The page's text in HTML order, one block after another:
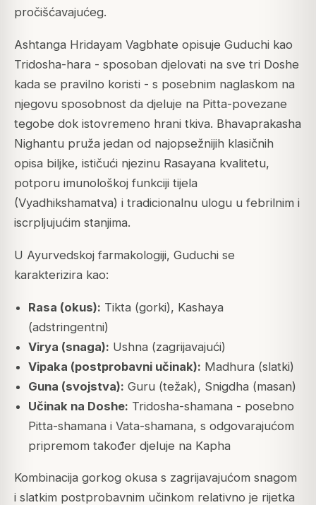
pročišćavajućeg.
Ashtanga Hridayam Vagbhate opisuje Guduchi kao
Tridosha-hara - sposoban djelovati na sve tri Doshe
kada se pravilno koristi - s posebnim naglaskom na
njegovu sposobnost da djeluje na Pitta-povezane
tegobe dok istovremeno hrani tkiva. Bhavaprakasha
Nighantu pruža jedan od najopsežnijih klasičnih
opisa biljke, ističući njezinu Rasayana kvalitetu,
potporu imunološkoj funkciji tijela
(Vyadhikshamatva) i tradicionalnu ulogu u febrilnim i
iscrpljujućim stanjima.
U Ayurvedskoj farmakologiji, Guduchi se
karakterizira kao:
Rasa (okus): Tikta (gorki), Kashaya
(adstringentni)
Virya (snaga): Ushna (zagrijavajući)
Vipaka (postprobavni učinak): Madhura (slatki)
Guna (svojstva): Guru (težak), Snigdha (masan)
Učinak na Doshe: Tridosha-shamana - posebno
Pitta-shamana i Vata-shamana, s odgovarajućom
pripremom također djeluje na Kapha
Kombinacija gorkog okusa s zagrijavajućom snagom
i slatkim postprobavnim učinkom relativno je rijetka